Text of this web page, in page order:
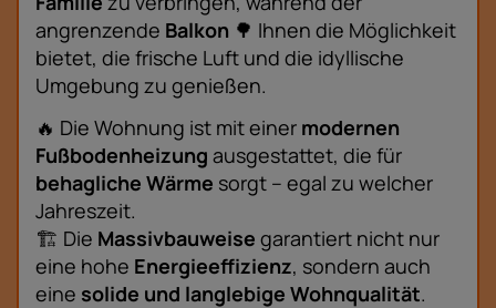
angrenzende Balkon 🌳 Ihnen die Möglichkeit
bietet, die frische Luft und die idyllische
Umgebung zu genießen.
🔥 Die Wohnung ist mit einer modernen
Fußbodenheizung ausgestattet, die für
behagliche Wärme sorgt – egal zu welcher
Jahreszeit.
🏗️ Die Massivbauweise garantiert nicht nur
eine hohe Energieeffizienz, sondern auch
eine solide und langlebige Wohnqualität.